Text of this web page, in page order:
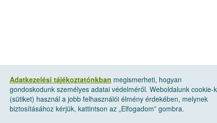
Adatkezelési tájékoztatónkban megismerheti, hogyan
gondoskodunk személyes adatai védelméről. Weboldalunk cookie-
(sütiket) használ a jobb felhasználói élmény érdekében, melynek
biztosításához kérjük, kattintson az „Elfogadom” gombra.